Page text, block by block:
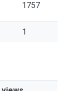
1757
1